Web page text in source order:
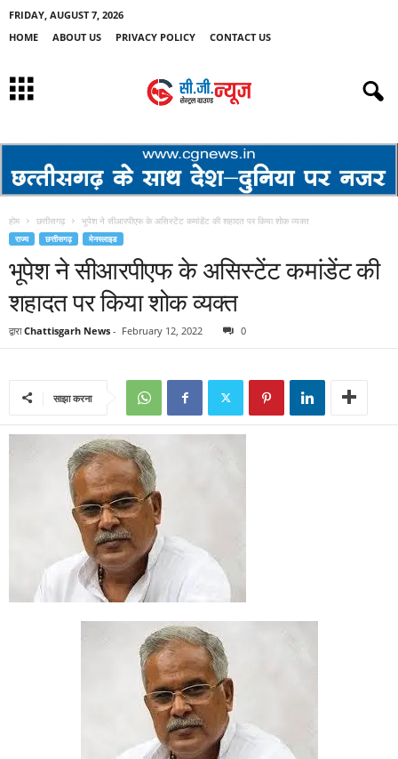
FRIDAY, AUGUST 7, 2026
HOME
ABOUT US PRIVACY POLICY CONTACT US
होम छत्तीसगढ़ भूपेश ने सीआरपीएफ के असिस्टेंट कमांडेंट की शहादत पर किया शोक व्यक्त
राज्य छत्तीसगढ़ मेनस्लाइड
भूपेश ने सीआरपीएफ के असिस्टेंट कमांडेंट की
शहादत पर किया शोक व्यक्त
द्वारा Chattisgarh News - February 12, 2022 0
साझा करना